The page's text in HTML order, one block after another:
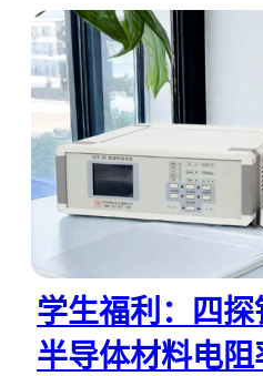
学生福利：四
半导体材料电